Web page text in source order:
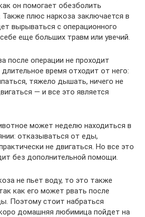
он помогает обезболить
Также плюс наркоза заключается в
вырываться с операционного
еще больших травм или увечий.
после операции не проходит
время отходит от него:
тяжело дышать, ничего не
— и все это является
может неделю находиться в
отказываться от еды,
не двигаться. Но все это
без дополнительной помощи.
не пьет воду, то это также
как его может рвать после
Поэтому стоит набраться
домашняя любимица пойдет на